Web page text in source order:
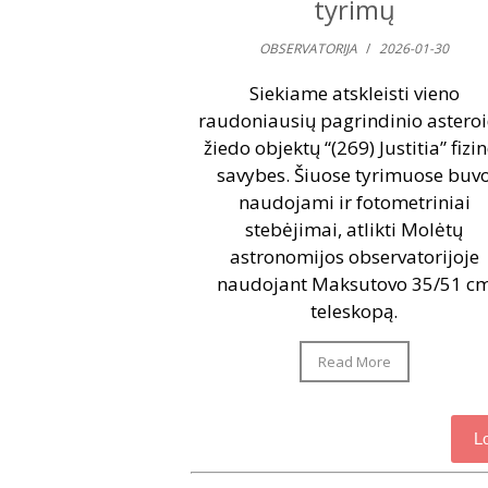
tyrimų
OBSERVATORIJA / 2026-01-30
Siekiame atskleisti vieno
raudoniausių pagrindinio
žiedo objektų “(269) Justitia”
savybes. Šiuose tyrimuose
naudojami ir fotometriniai
stebėjimai, atlikti Molėtų
astronomijos observatorijoje
naudojant Maksutovo 35/51
teleskopą.
Read More